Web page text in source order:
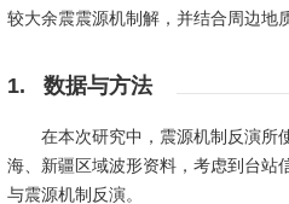
较大余震震源机制解，并结合周边地
1. 数据与方法
在本次研究中，震源机制反演所
海、新疆区域波形资料，考虑到台站
与震源机制反演。